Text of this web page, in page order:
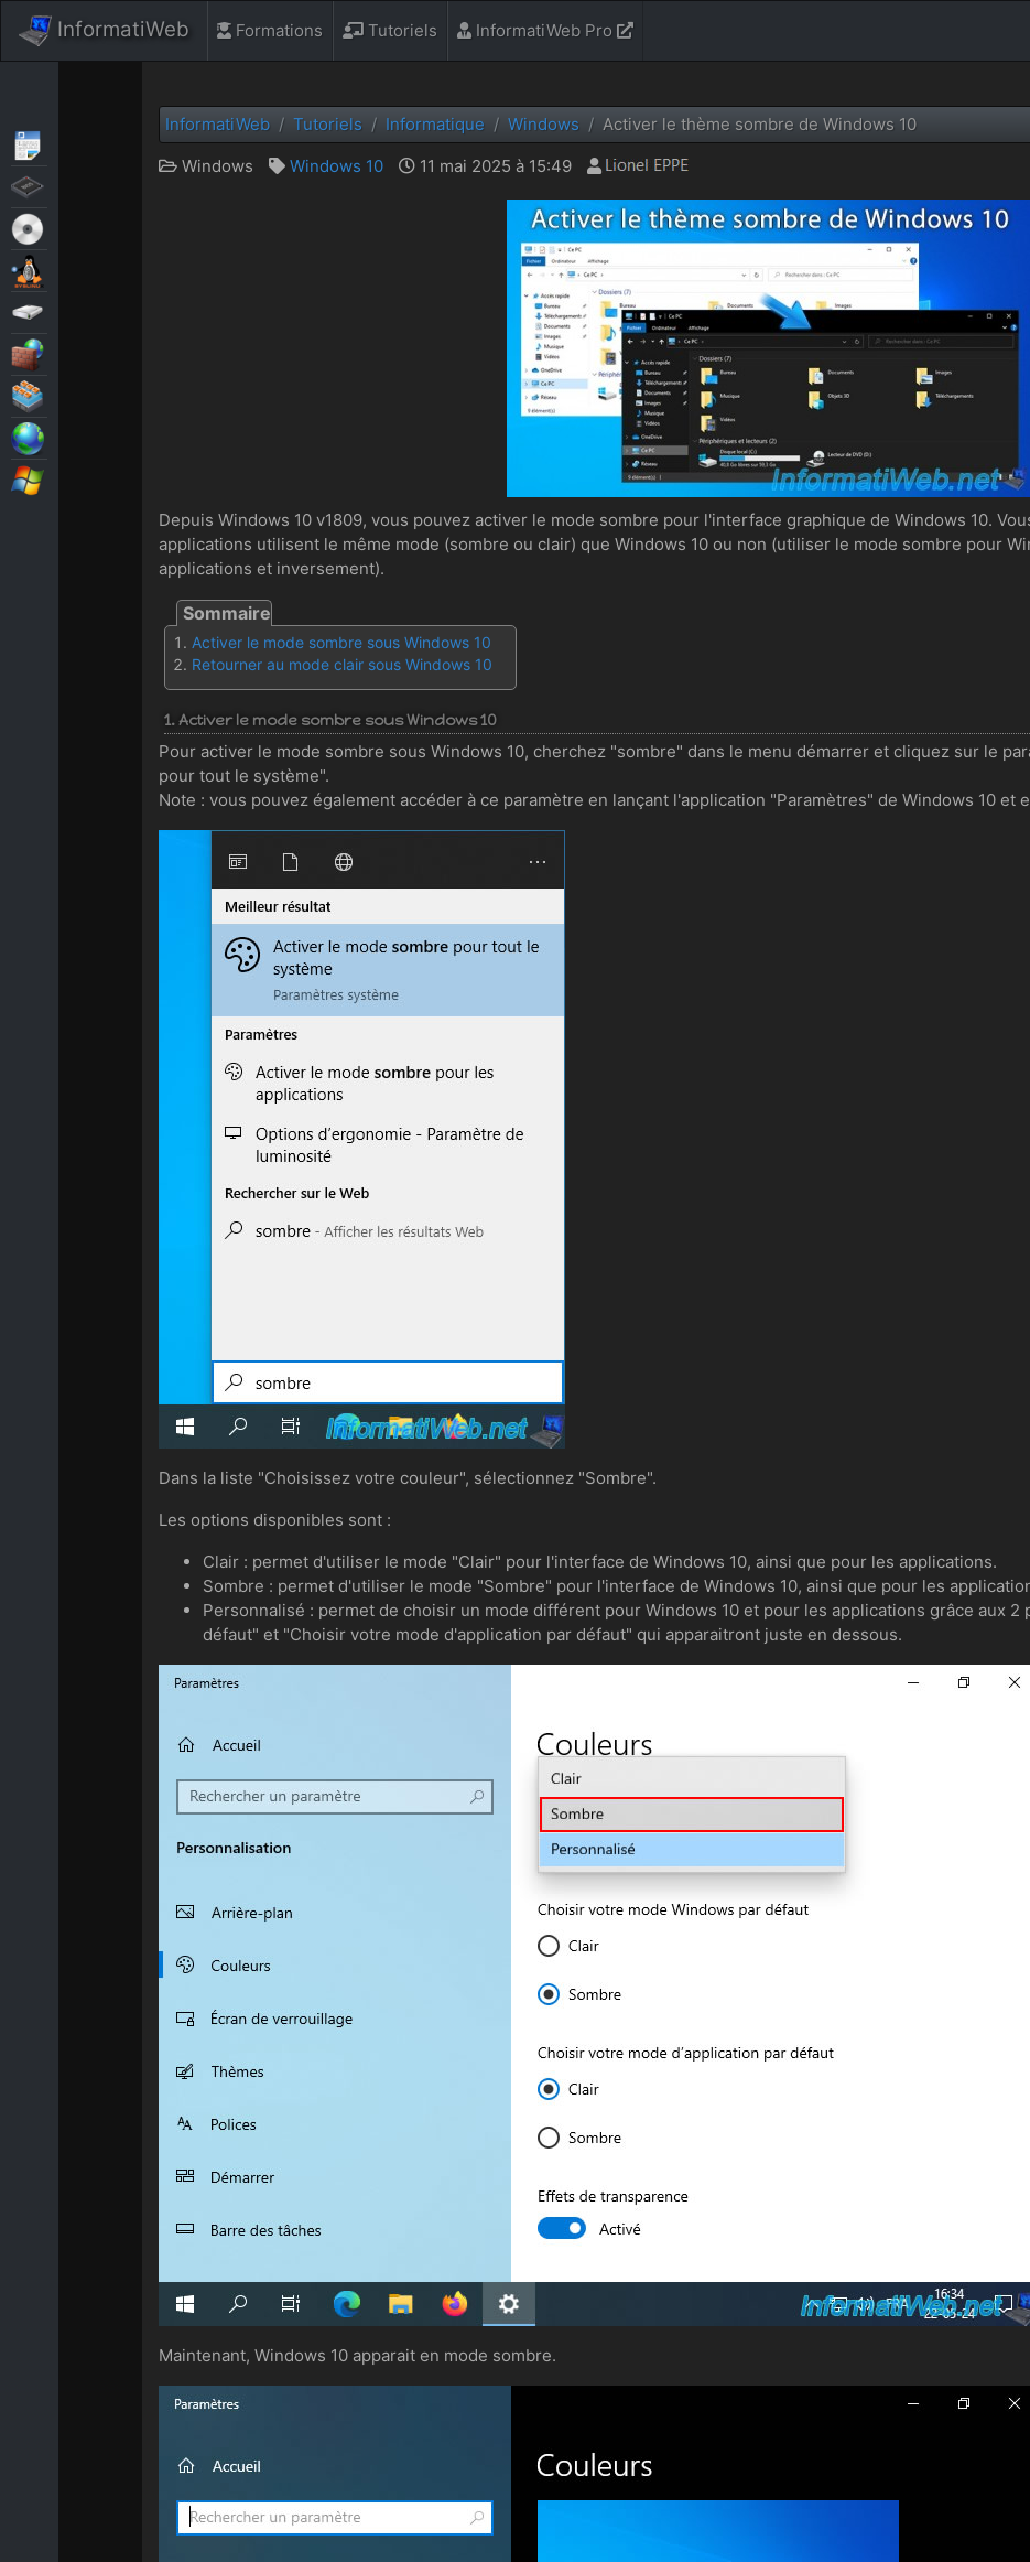
InformatiWeb Formations Tutoriels InformatiWeb Pro
InformatiWeb Tutoriels Informatique Windows
Activer le thème sombre de Windows 10
Windows
Windows 10 11 mai 2025 à 15:49
Depuis Windows 10 v1809, vous pouvez activer le mode sombre pour l'interface graphique de Windows 10.
applications utilisent le même mode (sombre ou clair) que Windows 10 ou non (utiliser le mode sombre pour
applications et inversement).
Activer le mode sombre sous Windows 10
Retourner au mode clair sous Windows 10
1. Activer le mode sombre sous Windows 10
Pour activer le mode sombre sous Windows 10, cherchez "sombre" dans le menu démarrer et cliquez sur le
pour tout le système".
Note : vous pouvez également accéder à ce paramètre en lançant l'application "Paramètres" de Windows 10 et
Dans la liste "Choisissez votre couleur", sélectionnez "Sombre".
Les options disponibles sont :
Clair : permet d'utiliser le mode "Clair" pour l'interface de Windows 10, ainsi que pour les applications.
Sombre : permet d'utiliser le mode "Sombre" pour l'interface de Windows 10, ainsi que pour les
Personnalisé : permet de choisir un mode différent pour Windows 10 et pour les applications grâce aux
défaut" et "Choisir votre mode d'application par défaut" qui apparaitront juste en dessous.
Maintenant, Windows 10 apparait en mode sombre.